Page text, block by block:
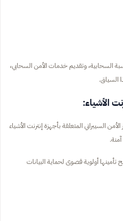
السحابية، وتقديم خدمات الأمن السحابي،
السياق.
السيبراني المتعلقة بأجهزة إنترنت الأشياء
تأمينها أولوية قصوى لحماية البيانات